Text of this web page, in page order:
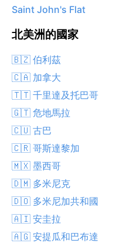
Saint John's Flat
北美洲的國家
🇧🇿 伯利茲
🇨🇦 加拿大
🇹🇹 千里達及托巴哥
🇬🇹 危地馬拉
🇨🇺 古巴
🇨🇷 哥斯達黎加
🇲🇽 墨西哥
🇩🇲 多米尼克
🇩🇴 多米尼加共和國
🇦🇮 安圭拉
🇦🇬 安提瓜和巴布達